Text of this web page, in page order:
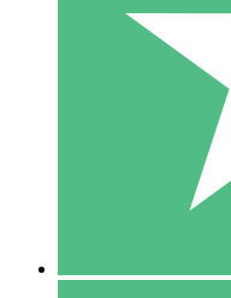
Paga según el uso con